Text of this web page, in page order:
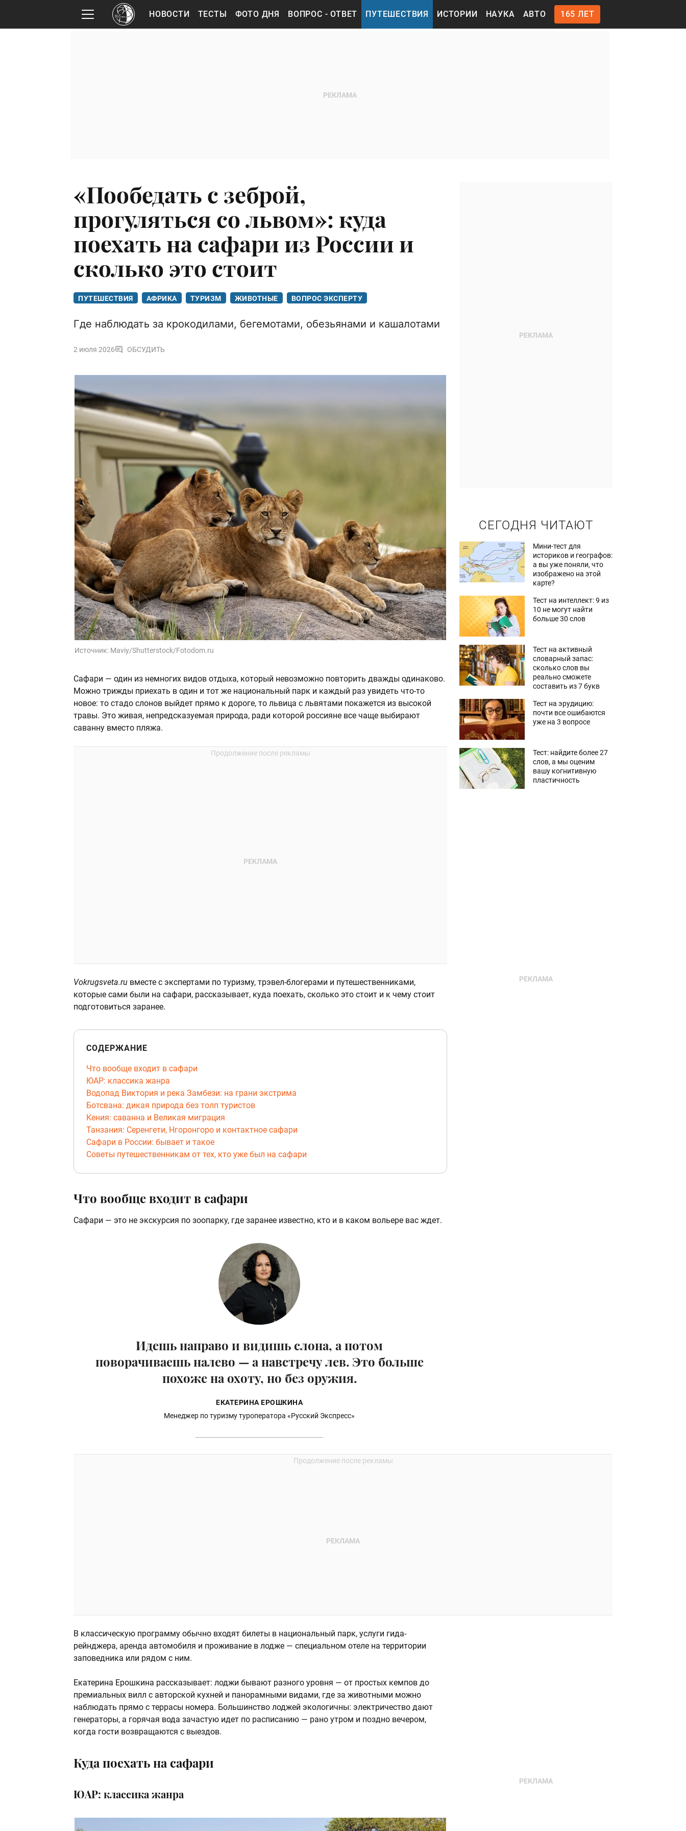
НОВОСТИ ТЕСТЫ ФОТО ДНЯ ВОПРОС - ОТВЕТ ПУТЕШЕСТВИЯ ИСТОРИИ НАУКА АВТО 165 ЛЕТ
«Пообедать с зеброй,
прогуляться со львом»: куда
поехать на сафари из России и
сколько это стоит
ПУТЕШЕСТВИЯ АФРИКА ТУРИЗМ ЖИВОТНЫЕ ВОПРОС ЭКСПЕРТУ
Где наблюдать за крокодилами, бегемотами, обезьянами и кашалотами
2 июля 2026 ОБСУДИТЬ
Источник: Maviy/Shutterstock/Fotodom.ru
Сафари — один из немногих видов отдыха, который невозможно повторить дважды одинаково.
Можно трижды приехать в один и тот же национальный парк и каждый раз увидеть что-то
новое: то стадо слонов выйдет прямо к дороге, то львица с львятами покажется из высокой
травы. Это живая, непредсказуемая природа, ради которой россияне все чаще выбирают
саванну вместо пляжа.
Vokrugsveta.ru вместе с экспертами по туризму, трэвел-блогерами и путешественниками,
которые сами были на сафари, рассказывает, куда поехать, сколько это стоит и к чему стоит
подготовиться заранее.
СОДЕРЖАНИЕ
Что вообще входит в сафари
ЮАР: классика жанра
Водопад Виктория и река Замбези: на грани экстрима
Ботсвана: дикая природа без толп туристов
Кения: саванна и Великая миграция
Танзания: Серенгети, Нгоронгоро и контактное сафари
Сафари в России: бывает и такое
Советы путешественникам от тех, кто уже был на сафари
Что вообще входит в сафари
Сафари — это не экскурсия по зоопарку, где заранее известно, кто и в каком вольере вас ждет.
Идешь направо и видишь слона, а потом
поворачиваешь налево — а навстречу лев. Это больше
похоже на охоту, но без оружия.
ЕКАТЕРИНА ЕРОШКИНА
Менеджер по туризму туроператора «Русский Экспресс»
В классическую программу обычно входят билеты в национальный парк, услуги гида-
рейнджера, аренда автомобиля и проживание в лодже — специальном отеле на территории
заповедника или рядом с ним.
Екатерина Ерошкина рассказывает: лоджи бывают разного уровня — от простых кемпов до
премиальных вилл с авторской кухней и панорамными видами, где за животными можно
наблюдать прямо с террасы номера. Большинство лоджей экологичны: электричество дают
генераторы, а горячая вода зачастую идет по расписанию — рано утром и поздно вечером,
когда гости возвращаются с выездов.
Куда поехать на сафари
ЮАР: классика жанра
СЕГОДНЯ ЧИТАЮТ
Мини-тест для
историков и географов:
а вы уже поняли, что
изображено на этой
карте?
Тест на интеллект: 9 из
10 не могут найти
больше 30 слов
Тест на активный
словарный запас:
сколько слов вы
реально сможете
составить из 7 букв
Тест на эрудицию:
почти все ошибаются
уже на 3 вопросе
Тест: найдите более 27
слов, а мы оценим
вашу когнитивную
пластичность